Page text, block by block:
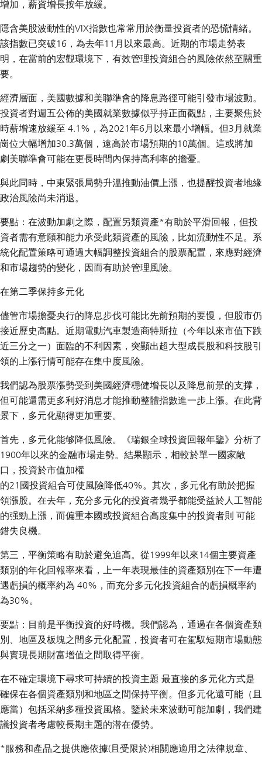
增加，薪資增長按年放緩。
隱含美股波動性的VIX指數也常常用於衡量投資者的恐慌情緒。
該指數已突破16，為去年11月以來最高。近期的市場走勢表
明，在當前的宏觀環境下，有效管理投資組合的風險依然至關重
要。
經濟層面，美國數據和美聯準會的降息路徑可能引發市場波動。
投資者對週五公佈的美國就業數據似乎持正面觀點，主要聚焦於
時薪增速放緩至 4.1%，為2021年6月以來最小增幅。但3月就業
崗位大幅增加30.3萬個，遠高於市場預期的10萬個。這或將加
劇美聯準會可能在更長時間內保持高利率的擔憂。
與此同時，中東緊張局勢升溫推動油價上漲，也提醒投資者地緣
政治風險尚未消退。
要點：在波動加劇之際，配置另類資產*有助於平滑回報，但投
資者需有意願和能力承受此類資產的風險，比如流動性不足。系
統化配置策略可通過大幅調整投資組合的股票配置，來應對經濟
和市場趨勢的變化，因而有助於管理風險。
在第二季保持多元化
儘管市場擔憂央行的降息步伐可能比先前預期的要慢，但股市仍
接近歷史高點。近期電動汽車製造商特斯拉（今年以來市值下跌
近三分之一）面臨的不利因素，突顯出超大型成長股和科技股引
領的上漲行情可能存在集中度風險。
我們認為股票漲勢受到美國經濟穩健增長以及降息前景的支撑，
但可能還需更多利好消息才能推動整體指數進一步上漲。在此背
景下，多元化顯得更加重要。
首先，多元化能够降低風險。《瑞銀全球投資回報年鑒》分析了
1900年以來的金融市場走勢。結果顯示，相較於單一國家敞
口，投資於市值加權
的21國投資組合可使風險降低40%。其次，多元化有助於把握
領漲股。在去年，充分多元化的投資者幾乎都能受益於人工智能
的强勁上漲，而偏重本國或投資組合高度集中的投資者則 可能
錯失良機。
第三，平衡策略有助於避免追高。從1999年以來14個主要資產
類別的年化回報率來看，上一年表現最佳的資產類別在下一年遭
遇虧損的概率約為 40%，而充分多元化投資組合的虧損概率約
為30%。
要點：目前是平衡投資的好時機。我們認為，通過在各個資產類
別、地區及板塊之間多元化配置，投資者可在駕馭短期市場動態
與實現長期財富增值之間取得平衡。
在不確定環境下尋求可持續的投資主題 最直接的多元化方式是
確保在各個資產類別和地區之間保持平衡。但多元化還可能（且
應當）包括采納多種投資風格。鑒於未來波動可能加劇，我們建
議投資者考慮較長期主題的潜在優勢。
*服務和產品之提供應依據(且受限於)相關應適用之法律規章、